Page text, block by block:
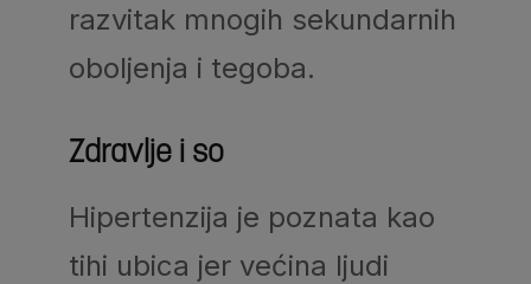
razvitak mnogih sekundarnih
oboljenja i tegoba.
Zdravlje i so
Hipertenzija je poznata kao
tihi ubica jer većina ljudi